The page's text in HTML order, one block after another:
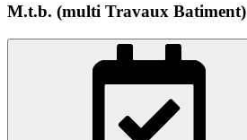
M.t.b. (multi Travaux Batiment)